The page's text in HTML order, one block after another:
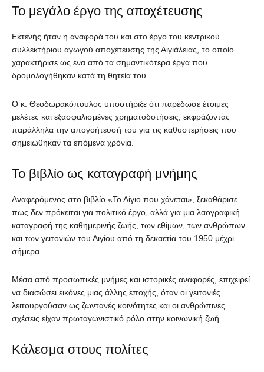
Το μεγάλο έργο της αποχέτευσης
Εκτενής ήταν η αναφορά του και στο έργο του κεντρικού
συλλεκτήριου αγωγού αποχέτευσης της Αιγιάλειας, το οποίο
χαρακτήρισε ως ένα από τα σημαντικότερα έργα που
δρομολογήθηκαν κατά τη θητεία του.
Ο κ. Θεοδωρακόπουλος υποστήριξε ότι παρέδωσε έτοιμες
μελέτες και εξασφαλισμένες χρηματοδοτήσεις, εκφράζοντας
παράλληλα την απογοήτευσή του για τις καθυστερήσεις που
σημειώθηκαν τα επόμενα χρόνια.
Το βιβλίο ως καταγραφή μνήμης
Αναφερόμενος στο βιβλίο «Το Αίγιο που χάνεται», ξεκαθάρισε
πως δεν πρόκειται για πολιτικό έργο, αλλά για μια λαογραφική
καταγραφή της καθημερινής ζωής, των εθίμων, των ανθρώπων
και των γειτονιών του Αιγίου από τη δεκαετία του 1950 μέχρι
σήμερα.
Μέσα από προσωπικές μνήμες και ιστορικές αναφορές, επιχειρεί
να διασώσει εικόνες μιας άλλης εποχής, όταν οι γειτονιές
λειτουργούσαν ως ζωντανές κοινότητες και οι ανθρώπινες
σχέσεις είχαν πρωταγωνιστικό ρόλο στην κοινωνική ζωή.
Κάλεσμα στους πολίτες